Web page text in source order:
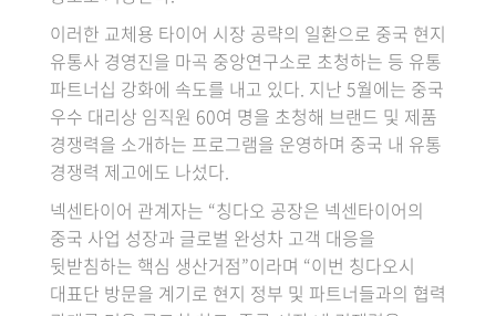
이러한 교체용 타이어 시장 공략의 일환으로 중국 현지
유통사 경영진을 마곡 중앙연구소로 초청하는 등 유통
파트너십 강화에 속도를 내고 있다. 지난 5월에는 중국
우수 대리상 임직원 60여 명을 초청해 브랜드 및 제품
경쟁력을 소개하는 프로그램을 운영하며 중국 내 유통
경쟁력 제고에도 나섰다.
넥센타이어 관계자는 “칭다오 공장은 넥센타이어의
중국 사업 성장과 글로벌 완성차 고객 대응을
뒷받침하는 핵심 생산거점”이라며 “이번 칭다오시
대표단 방문을 계기로 현지 정부 및 파트너들과의 협력